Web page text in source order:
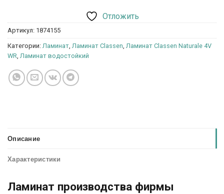
Отложить
Артикул: 1874155
Категории: Ламинат Ламинат Classen Ламинат Classen Naturale 4V
WR Ламинат водостойкий
Описание
Характеристики
Ламинат производства фирмы